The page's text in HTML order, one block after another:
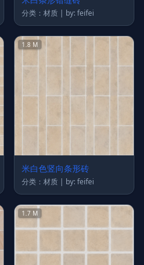
分类：材质 | by: feifei
1.8 M
米白色竖向条形砖
分类：材质 | by: feifei
1.7 M